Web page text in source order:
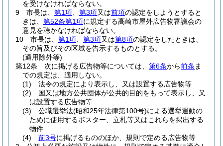
を受けなければならない。
9
市長は、 第1項 第3項又は前項の認定をしようとすると
きは、 第52条第1項に規定する高崎市屋外広告物審議会の
意見を聴かなければならない。
10
市長は、 第1項 第3項又は第8項の認定をしたときは、
その旨及びその区域を告示するものとする。
(適用除外等)
第12条
次に掲げる広告物等については、 第6条から前条 ま
での規定は、適用しない。
(1)
法令の規定により表示し、又は設置する広告物等
(2)
国又は地方公共団体が公共的目的をもって表示し、又
は設置する広告物等
(3)
公職選挙法(昭和25年法律第100号)による選挙運動の
ために使用するポスター、立札等又はこれらを掲出する
物件
(4)
前3号に掲げるもののほか、規則で定める広告物等